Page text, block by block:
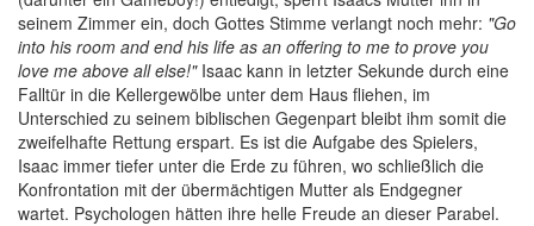
seinem Zimmer ein, doch Gottes Stimme verlangt noch mehr: "Go
into his room and end his life as an offering to me to prove you
love me above all else!" Isaac kann in letzter Sekunde durch eine
Falltür in die Kellergewölbe unter dem Haus fliehen, im
Unterschied zu seinem biblischen Gegenpart bleibt ihm somit die
zweifelhafte Rettung erspart. Es ist die Aufgabe des Spielers,
Isaac immer tiefer unter die Erde zu führen, wo schließlich die
Konfrontation mit der übermächtigen Mutter als Endgegner
wartet. Psychologen hätten ihre helle Freude an dieser Parabel.